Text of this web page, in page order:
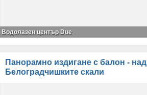
Водолазен център Due
Панорамно издигане с балон - над
Белоградчишките скали